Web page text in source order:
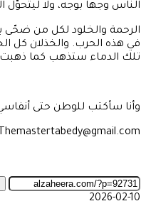
الناس وجهاً بوجه، ولا ليتحوّل
الرحمة والخلود لكل من ضحّى
في هذه الحرب. والخذلان كل
تلك الدماء ستذهب كما
وأنا سأكتب للوطن حتى أنفاسي
Themastertabedy@gmail.com
2026-02-10